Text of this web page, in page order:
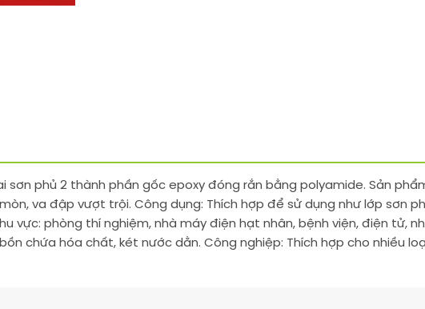
sơn phủ 2 thành phần gốc epoxy đóng rắn bằng polyamide. Sản
va đập vượt trội. Công dụng: Thích hợp để sử dụng như lớp sơn
vực: phòng thí nghiệm, nhà máy điện hạt nhân, bệnh viện, điện tử,
chứa hóa chất, két nước dằn. Công nghiệp: Thích hợp cho nhiều